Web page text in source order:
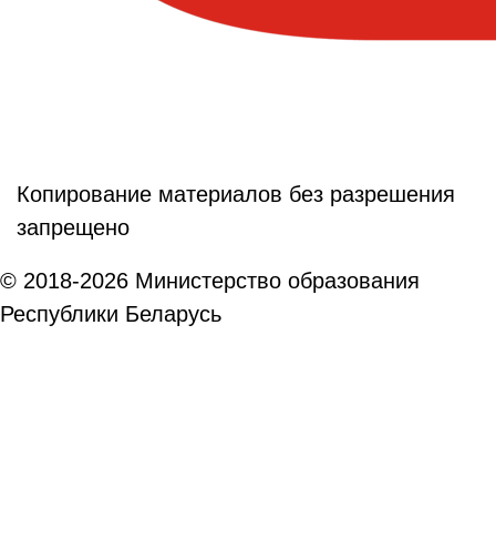
Копирование материалов без разрешения
запрещено
© 2018-2026 Министерство образования
Республики Беларусь